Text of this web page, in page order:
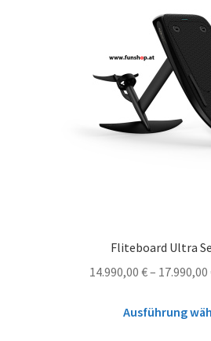
Fliteboard Ultra
14.990,00 €– 17.990,00
Ausführung